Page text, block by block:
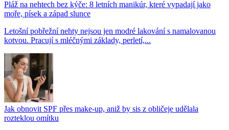
Pláž na nehtech bez kýče: 8 letních manikúr, které vypadají jako
moře, písek a západ slunce
Letošní pobřežní nehty nejsou jen modré lakování s namalovanou
kotvou. Pracují s mléčnými základy, perletí,...
Jak obnovit SPF přes make-up, aniž by sis z obličeje udělala
rozteklou omítku